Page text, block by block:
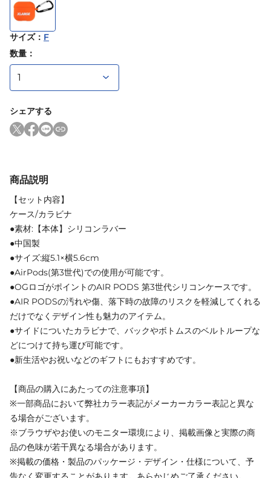
サイズ： F
数量：
シェアする
商品説明
【セット内容】
ケース/カラビナ
●素材:【本体】シリコンラバー
●中国製
●サイズ:縦5.1×横5.6cm
●AirPods(第3世代)での使用が可能です。
●OGロゴがポイントのAIR PODS 第3世代シリコンケースです。
●AIR PODSの汚れや傷、落下時の故障のリスクを軽減してくれる
だけでなくデザイン性も魅力のアイテム。
●サイドについたカラビナで、バックやボトムスのベルトループな
どにつけて持ち運び可能です。
●新生活やお祝いなどのギフトにもおすすめです。
【商品の購入にあたっての注意事項】
※一部商品において弊社カラー表記がメーカーカラー表記と異な
る場合がございます。
※ブラウザやお使いのモニター環境により、掲載画像と実際の商
品の色味が若干異なる場合があります。
※掲載の価格・製品のパッケージ・デザイン・仕様について、予